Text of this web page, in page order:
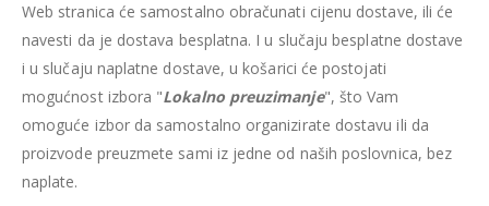
Web stranica će samostalno obračunati cijenu dostave, ili će
navesti da je dostava besplatna. I u slučaju besplatne dostave
i u slučaju naplatne dostave, u košarici će postojati
mogućnost izbora "Lokalno preuzimanje", što Vam
omoguće izbor da samostalno organizirate dostavu ili da
proizvode preuzmete sami iz jedne od naših poslovnica, bez
naplate.